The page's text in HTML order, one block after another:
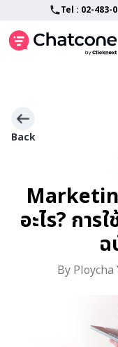
Tel : 02-483-
SlipCheck
Campaign
TikTok
WeChat OA
LINE OA
Blog
FAQ
Contact
Back
อะไร? การ
ฉ
By Ploycha